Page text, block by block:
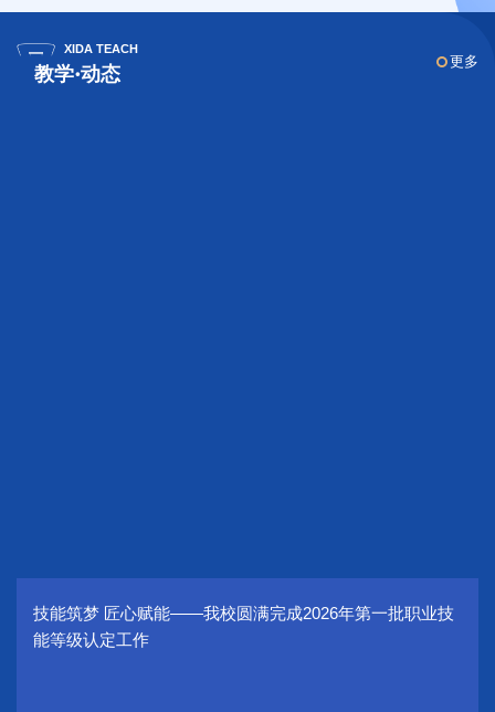
XIDA TEACH
教学·动态
更多
技能筑梦 匠心赋能——我校圆满完成2026年第一批职业技
能等级认定工作